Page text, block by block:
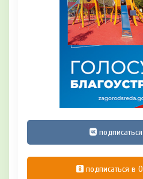
подписаться в